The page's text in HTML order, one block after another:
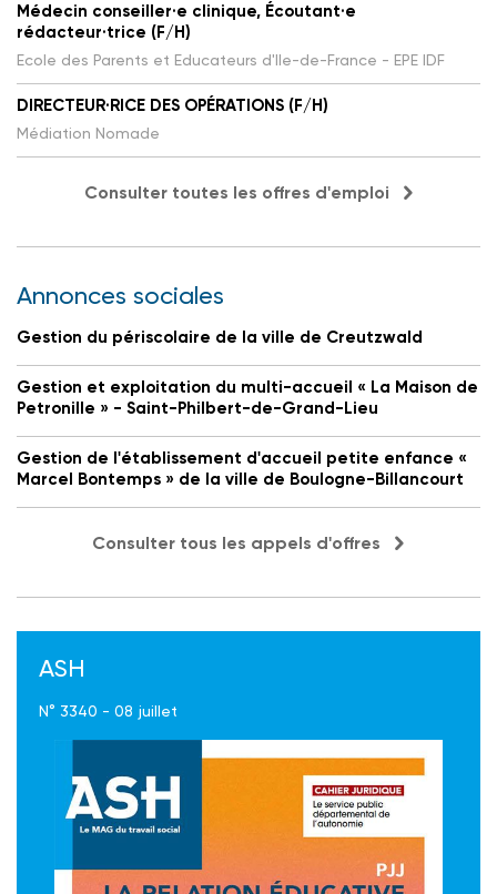
Médecin conseiller·e clinique, Écoutant·e
rédacteur·trice (F/H)
Ecole des Parents et Educateurs d'Ile-de-France - EPE IDF
DIRECTEUR·RICE DES OPÉRATIONS (F/H)
Médiation Nomade
Consulter toutes les offres d'emploi
Annonces sociales
Gestion du périscolaire de la ville de Creutzwald
Gestion et exploitation du multi-accueil « La Maison de
Petronille » - Saint-Philbert-de-Grand-Lieu
Gestion de l'établissement d'accueil petite enfance «
Marcel Bontemps » de la ville de Boulogne-Billancourt
Consulter tous les appels d'offres
ASH
N° 3340 - 08 juillet